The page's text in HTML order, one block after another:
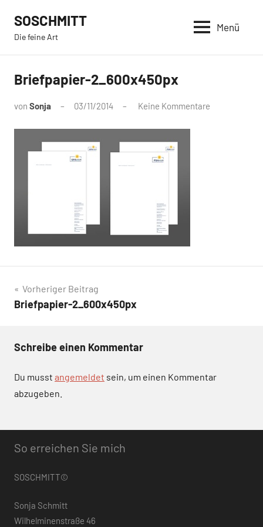
Inhalt
springen
SOSCHMITT
Die feine Art
Menü
Briefpapier-2_600x450px
von Sonja 03/11/2014 Keine Kommentare
Beitragsnavigation
Vorheriger Beitrag
Briefpapier-2_600x450px
Schreibe einen Kommentar
Du musst angemeldet sein, um einen Kommentar
abzugeben.
So erreichen Sie mich
SOSCHMITT©
Sonja Schmitt
Wilhelminenstraße 46